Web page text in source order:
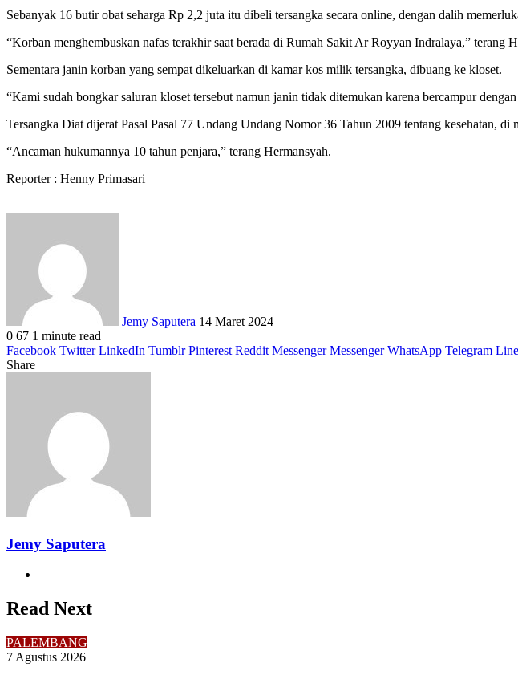
Sebanyak 16 butir obat seharga Rp 2,2 juta itu dibeli tersangka secara online, dengan dalih
“Korban menghembuskan nafas terakhir saat berada di Rumah Sakit Ar Royyan Indralaya,” terang
Sementara janin korban yang sempat dikeluarkan di kamar kos milik tersangka, dibuang ke kloset.
“Kami sudah bongkar saluran kloset tersebut namun janin tidak ditemukan karena bercampur
Tersangka Diat dijerat Pasal Pasal 77 Undang Undang Nomor 36 Tahun 2009 tentang kesehatan, di
“Ancaman hukumannya 10 tahun penjara,” terang Hermansyah.
Reporter : Henny Primasari
Jemy Saputera 14 Maret 2024
0 67 1 minute read
Facebook Twitter LinkedIn Tumblr Pinterest Reddit Messenger Messenger WhatsApp Telegram Line
Share
Jemy Saputera
Read Next
PALEMBANG
7 Agustus 2026